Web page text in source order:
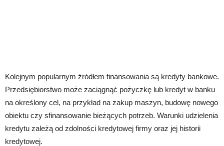
Kolejnym popularnym źródłem finansowania są kredyty bankowe.
Przedsiębiorstwo może zaciągnąć pożyczkę lub kredyt w banku
na określony cel, na przykład na zakup maszyn, budowę nowego
obiektu czy sfinansowanie bieżących potrzeb. Warunki udzielenia
kredytu zależą od zdolności kredytowej firmy oraz jej historii
kredytowej.